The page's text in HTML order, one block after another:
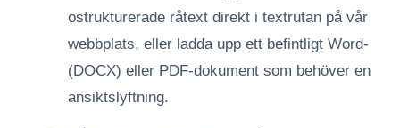
ostrukturerade råtext direkt i textrutan på vår
webbplats, eller ladda upp ett befintligt Word-
(DOCX) eller PDF-dokument som behöver en
ansiktslyftning.